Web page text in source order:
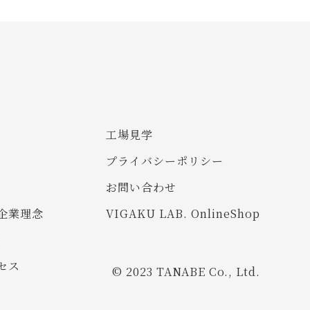
業理念
ス
工場見学
プライバシーポリシー
お問い合わせ
VIGAKU LAB. OnlineShop
© 2023 TANABE Co., Ltd.